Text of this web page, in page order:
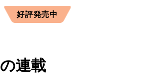
好評発売中
連載